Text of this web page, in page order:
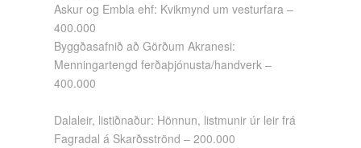
Askur og Embla ehf: Kvikmynd um vesturfara –
400.000
Byggðasafnið að Görðum Akranesi:
Menningartengd ferðaþjónusta/handverk –
400.000
Dalaleir, listiðnaður: Hönnun, listmunir úr leir frá
Fagradal á Skarðsströnd – 200.000